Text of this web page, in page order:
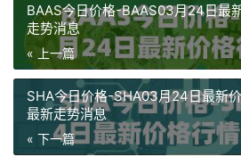
BAAS今日价格-BAAS03月24日最
走势消息
« 上一篇
SHA今日价格-SHA03月24日最新
最新走势消息
« 下一篇